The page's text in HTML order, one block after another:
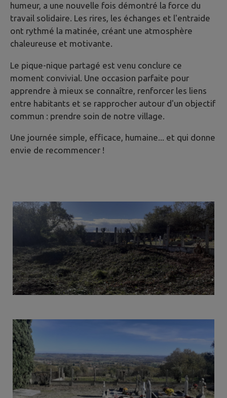
humeur, a une nouvelle fois démontré la force du
travail solidaire. Les rires, les échanges et l'entraide
ont rythmé la matinée, créant une atmosphère
chaleureuse et motivante.
Le pique-nique partagé est venu conclure ce
moment convivial. Une occasion parfaite pour
apprendre à mieux se connaître, renforcer les liens
entre habitants et se rapprocher autour d'un objectif
commun : prendre soin de notre village.
Une journée simple, efficace, humaine... et qui donne
envie de recommencer !